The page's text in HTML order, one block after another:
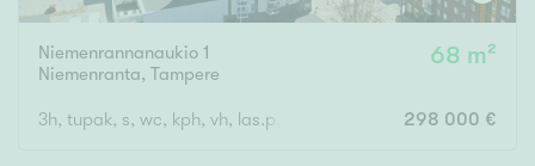
Arvokohteet
Vain arvokohteet Ei arvokohteita
Kunto
Niemenrannanaukio 1
Niemenranta, Tampere
68 m²
3h, tupak, s, wc, kph, vh, las.p, 3 298 000 €